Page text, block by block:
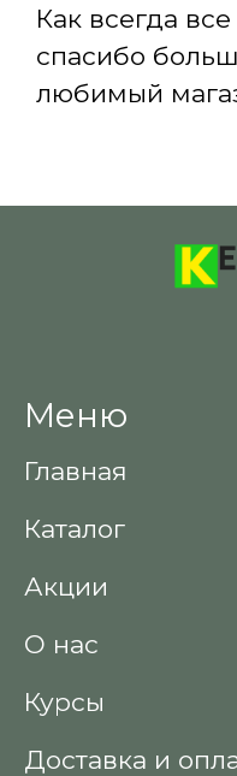
Как всегда
спасибо
любимый
Меню
Главная
Каталог
Акции
О нас
Курсы
Доставка и